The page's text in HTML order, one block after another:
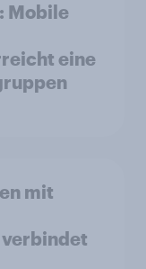
Mobile
eine
mit